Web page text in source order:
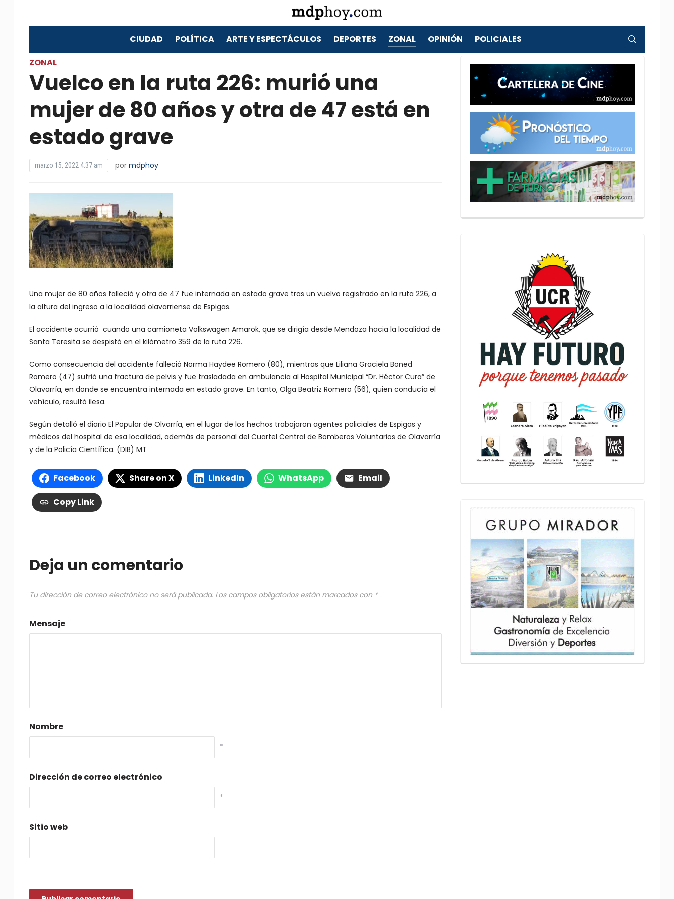
CIUDAD POLÍTICA ARTE Y ESPECTÁCULOS DEPORTES ZONAL OPINIÓN POLICIALES
ZONAL
Vuelco en la ruta 226: murió una
mujer de 80 años y otra de 47 está en
estado grave
marzo 15, 2022 4:37 am por mdphoy
Una mujer de 80 años falleció y otra de 47 fue internada en estado grave tras un vuelvo registrado en la ruta 226, a
la altura del ingreso a la localidad olavarriense de Espigas.
El accidente ocurrió cuando una camioneta Volkswagen Amarok, que se dirigía desde Mendoza hacia la localidad de
Santa Teresita se despistó en el kilómetro 359 de la ruta 226.
Como consecuencia del accidente falleció Norma Haydee Romero (80), mientras que Liliana Graciela Boned
Romero (47) sufrió una fractura de pelvis y fue trasladada en ambulancia al Hospital Municipal “Dr. Héctor Cura” de
Olavarría, en donde se encuentra internada en estado grave. En tanto, Olga Beatriz Romero (56), quien conducía el
vehículo, resultó ilesa.
Según detalló el diario El Popular de Olvarría, en el lugar de los hechos trabajaron agentes policiales de Espigas y
médicos del hospital de esa localidad, además de personal del Cuartel Central de Bomberos Voluntarios de Olavarría
y de la Policía Científica. (DIB) MT
Facebook Share on X LinkedIn WhatsApp Email
Copy Link
Deja un comentario
Tu dirección de correo electrónico no será publicada. Los campos obligatorios están marcados con *
Mensaje
Nombre
*
Dirección de correo electrónico
*
Sitio web